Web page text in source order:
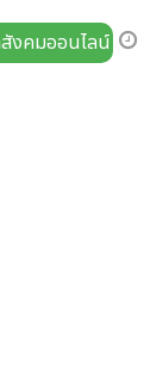
สังคมออนไลน์